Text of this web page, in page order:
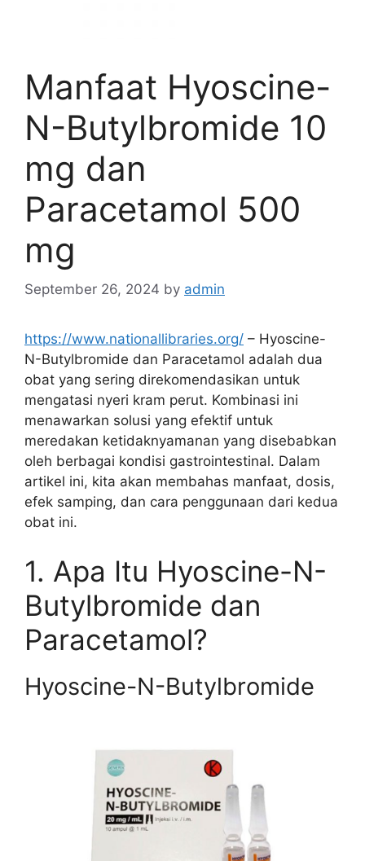
Manfaat Hyoscine-
N-Butylbromide 10
mg dan
Paracetamol 500
mg
September 26, 2024 by admin
https://www.nationallibraries.org/ – Hyoscine-
N-Butylbromide dan Paracetamol adalah dua
obat yang sering direkomendasikan untuk
mengatasi nyeri kram perut. Kombinasi ini
menawarkan solusi yang efektif untuk
meredakan ketidaknyamanan yang disebabkan
oleh berbagai kondisi gastrointestinal. Dalam
artikel ini, kita akan membahas manfaat, dosis,
efek samping, dan cara penggunaan dari kedua
obat ini.
1. Apa Itu Hyoscine-N-
Butylbromide dan
Paracetamol?
Hyoscine-N-Butylbromide